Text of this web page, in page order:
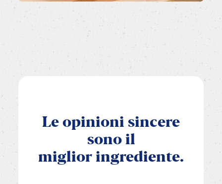
Le opinioni sincere
sono il
miglior ingrediente.